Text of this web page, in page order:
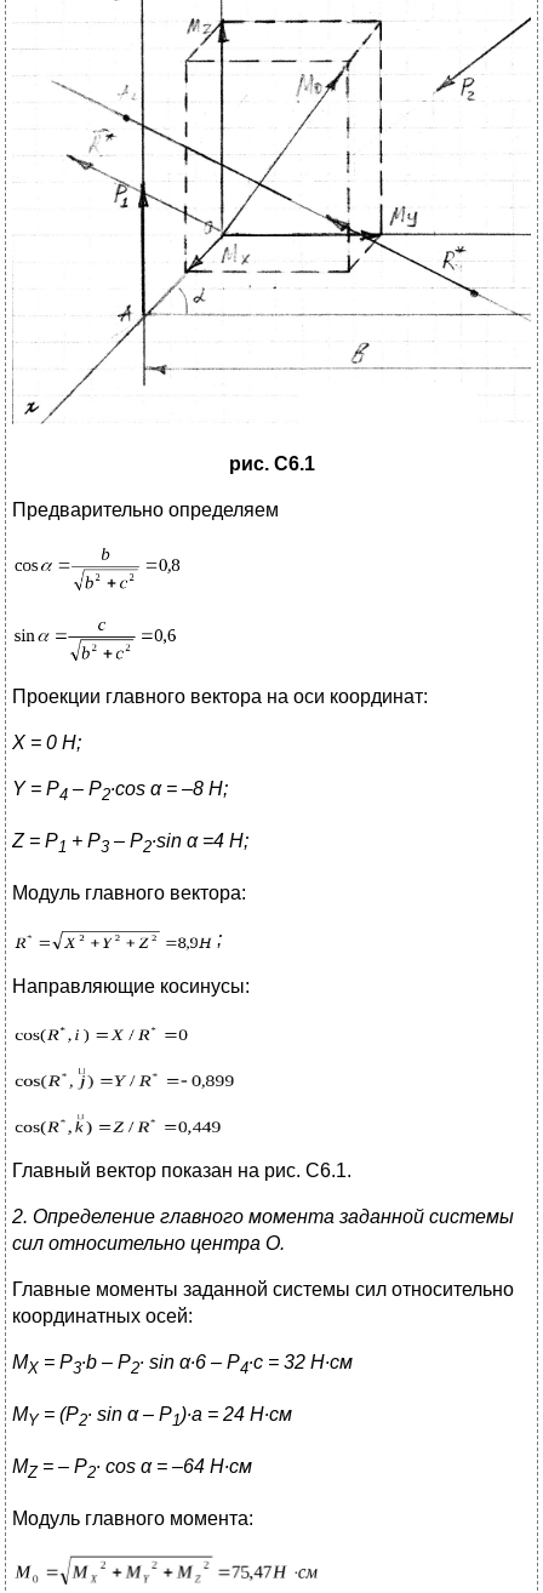
рис. C6.1
Предварительно определяем
Проекции главного вектора на оси координат:
X = 0 Н;
Y= P4 – P2∙cos α= –8 Н;
Z= P1 + P3 – P2∙sin α=4 Н;
Модуль главного вектора:
;
Направляющие косинусы:
Главный вектор показан на рис. C6.1.
2. Определение главного момента заданной системы
сил относительно центра О.
Главные моменты заданной системы сил относительно
координатных осей:
MX = P3∙b – P2∙ sin α∙6 – P4∙c = 32 Н∙см
MY= (P2∙ sin α – P1)∙a = 24 Н∙см
MZ= – P2∙ cos α= –64 Н∙см
Модуль главного момента: